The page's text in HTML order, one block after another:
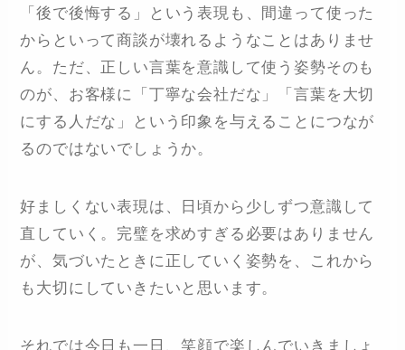
「後で後悔する」という表現も、間違って使った
からといって商談が壊れるようなことはありませ
ん。ただ、正しい言葉を意識して使う姿勢そのも
のが、お客様に「丁寧な会社だな」「言葉を大切
にする人だな」という印象を与えることにつなが
るのではないでしょうか。
好ましくない表現は、日頃から少しずつ意識して
直していく。完璧を求めすぎる必要はありません
が、気づいたときに正していく姿勢を、これから
も大切にしていきたいと思います。
それでは今日も一日、笑顔で楽しんでいきましょ